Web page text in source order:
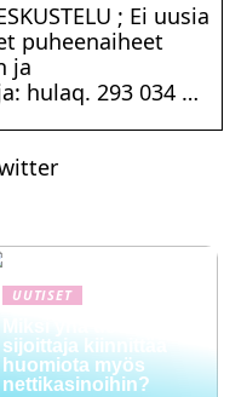
; Ei uusia
puheenaiheet
ja
hulaq. 293 034 …
UUTISET
Miksi yhä useampi
sijoittaja kiinnittää
huomiota myös
nettikasinoihin?